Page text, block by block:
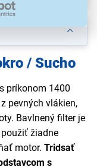
/ Sucho
príkonom 1400
pevných vlákien,
Bavlnený filter je
žiadne
motor. Tridsať
s